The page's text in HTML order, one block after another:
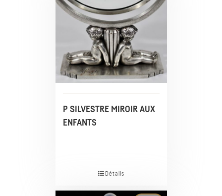
P SILVESTRE MIROIR AUX
ENFANTS
Détails